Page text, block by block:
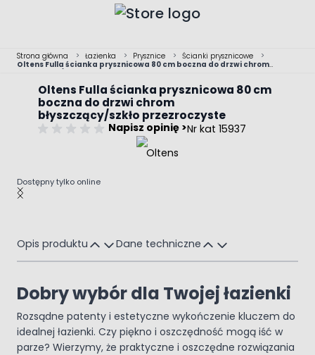
Strona główna > Łazienka > Prysznice > Ścianki prysznicowe
>
Oltens Fulla ścianka prysznicowa 80 cm boczna do drzwi chrom
Oltens Fulla ścianka prysznicowa 80 cm
boczna do drzwi chrom
błyszczący/szkło przezroczyste
Napisz opinię >Nr kat 15937
Dostępny tylko online
Main image
Click to view image in fullscreen
Opis produktu Dane techniczne
Dobry wybór dla Twojej łazienki
Rozsądne patenty i estetyczne wykończenie kluczem do
idealnej łazienki. Czy piękno i oszczędność mogą iść w
parze? Wierzymy, że praktyczne i oszczędne rozwiązania